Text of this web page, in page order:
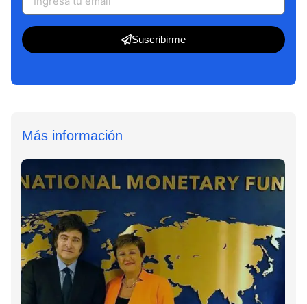
Suscribirme
Más información